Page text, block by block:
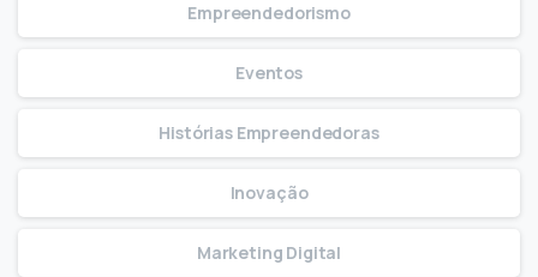
Empreendedorismo
Eventos
Histórias Empreendedoras
Inovação
Marketing Digital